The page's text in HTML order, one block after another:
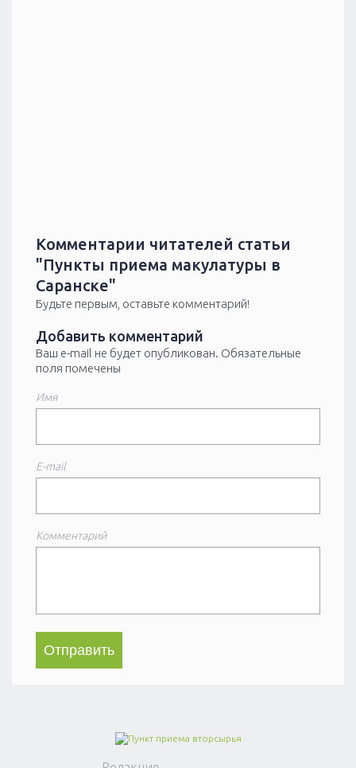
Комментарии читателей статьи
"Пункты приема макулатуры в
Саранске"
Будьте первым, оставьте комментарий!
Добавить комментарий
Ваш e-mail не будет опубликован. Обязательные
поля помечены
Комментарий
Имя
E-mail